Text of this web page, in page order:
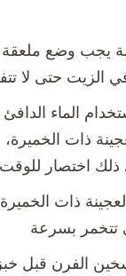
يجب وضع
الزيت حتى لا
الماء
ذات الخميرة،
اختصار للوقت
ذات
تتخمر بسرعة
الفرن قبل